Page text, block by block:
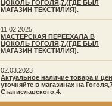
ЦОКОЛЬ ГОГОЛЯ,7.(ГДЕ БЫЛ
МАГАЗИН ТЕКСТИЛИЯ).
11.02.2025
МАСТЕРСКАЯ ПЕРЕЕХАЛА В
ЦОКОЛЬ ГОГОЛЯ,7.(ГДЕ БЫЛ
МАГАЗИН ТЕКСТИЛИЯ).
02.03.2023
Актуальное наличие товара и
уточняйте в магазинах на
Станиславского,4.